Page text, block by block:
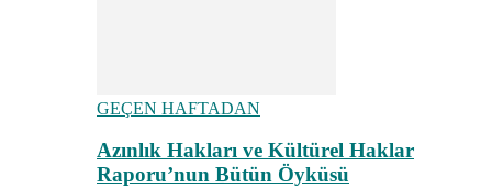
GEÇEN HAFTADAN
Azınlık Hakları ve Kültürel Haklar
Raporu’nun Bütün Öyküsü